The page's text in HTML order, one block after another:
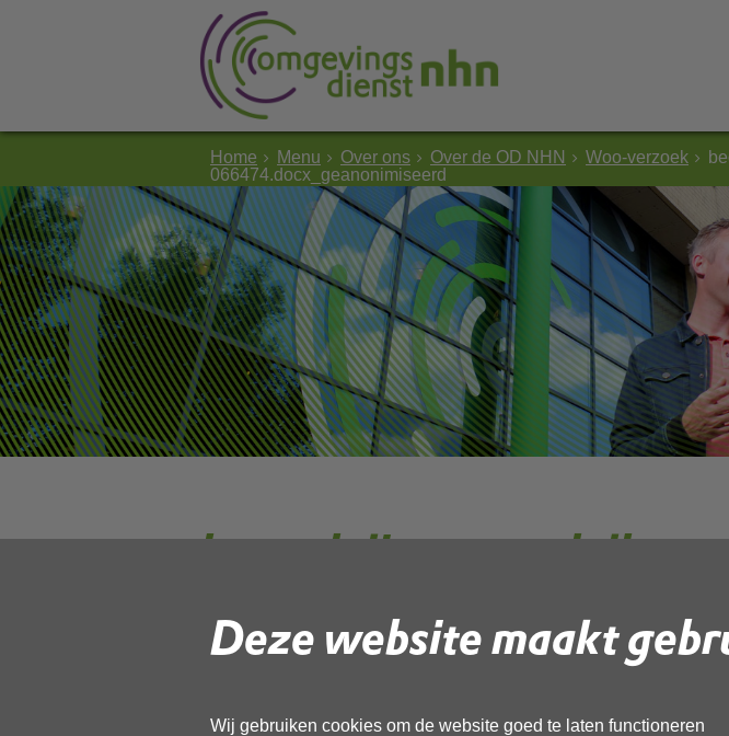
Deze website maakt
Wij gebruiken cookies om de website goed te laten functioneren
Home Menu Over ons Over de OD NHN Woo-verzoek
066474.docx_geanonimiseerd
beoordeling ao
80a zwaag 16 okt 2025